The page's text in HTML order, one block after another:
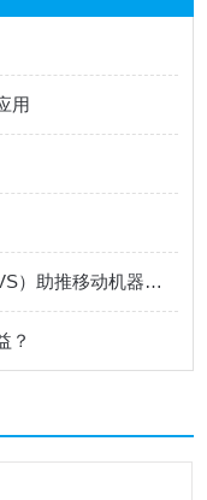
用
3D感知+AI决策，迈尔微视（MRDVS）助推移动机器人安全再提升
？